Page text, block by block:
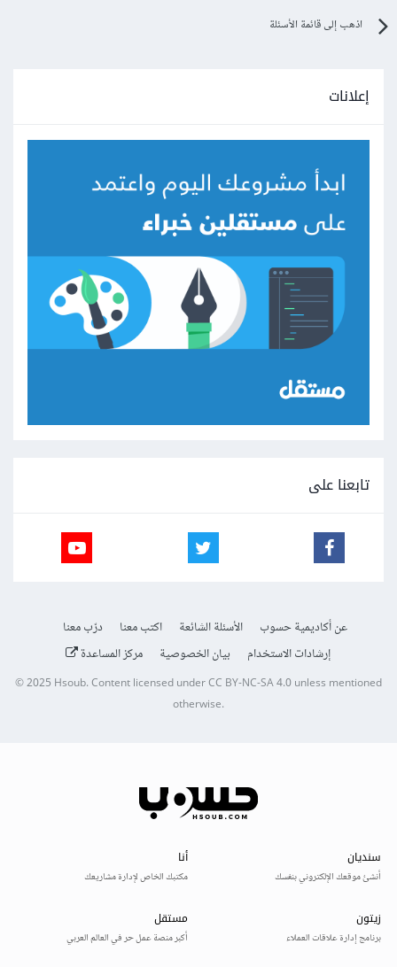
اذهب إلى قائمة الأسئلة
إعلانات
تابعنا على
عن أكاديمية حسوب الأسئلة الشائعة اكتب معنا
درّب معنا
إرشادات الاستخدام
بيان الخصوصية مركز المساعدة
© 2025Hsoub.Content licensed underCC BY-NC-SA 4.0unless mentioned
otherwise.